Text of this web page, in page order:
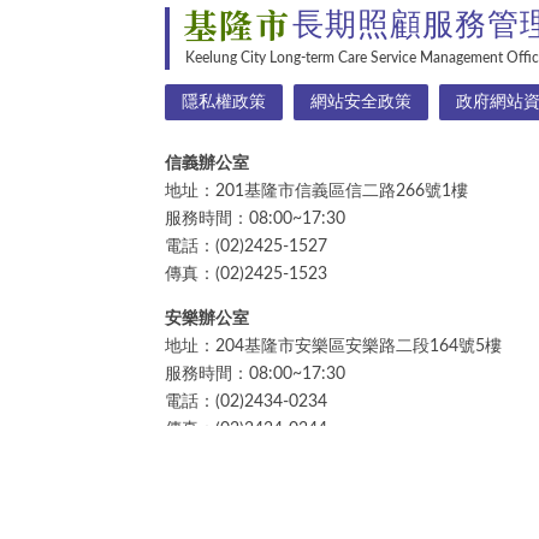
基隆市長期照顧服務管
Keelung City Long-term Care Service Management
隱私權政策 網站安全政策 政府網站
信義辦公室
地址：201基隆市信義區信二路266號1樓
服務時間：08:00~17:30
電話：(02)2425-1527
傳真：(02)2425-1523
安樂辦公室
地址：204基隆市安樂區安樂路二段164號5樓
服務時間：08:00~17:30
電話：(02)2434-0234
傳真：(02)2434-0344